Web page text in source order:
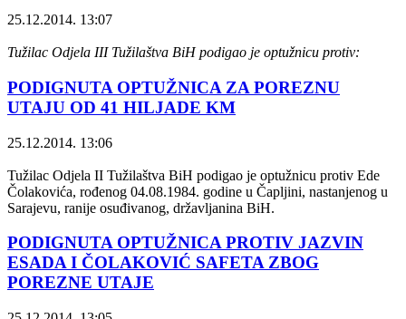
25.12.2014. 13:07
Tužilac Odjela III Tužilaštva BiH podigao je optužnicu protiv:
PODIGNUTA OPTUŽNICA ZA POREZNU
UTAJU OD 41 HILJADE KM
25.12.2014. 13:06
Tužilac Odjela II Tužilaštva BiH podigao je optužnicu protiv Ede
Čolakovića, rođenog 04.08.1984. godine u Čapljini, nastanjenog u
Sarajevu, ranije osuđivanog, državljanina BiH.
PODIGNUTA OPTUŽNICA PROTIV JAZVIN
ESADA I ČOLAKOVIĆ SAFETA ZBOG
POREZNE UTAJE